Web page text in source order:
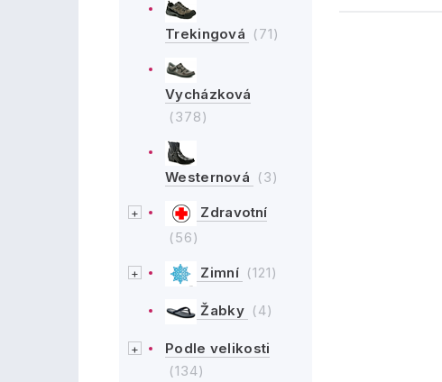
Trekingová (71)
Vycházková
(378)
Westernová (3)
Zdravotní
(56)
Zimní (121)
Žabky (4)
Podle velikosti
(134)